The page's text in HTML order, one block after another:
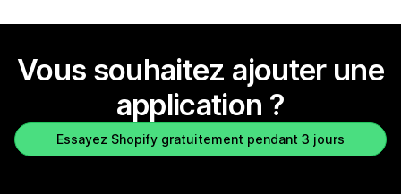
Vous souhaitez ajouter une
application ?
Essayez Shopify gratuitement pendant 3 jours